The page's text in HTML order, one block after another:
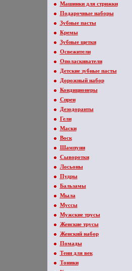
Машинки для стрижки
Подарочные наборы
Зубные пасты
Кремы
Зубные щетки
Освежители
Ополаскиватели
Детские зубные пасты
Дорожный набор
Кондиционеры
Спреи
Дезодоранты
Гели
Маски
Воск
Шампуни
Сыворотки
Лосьоны
Пудры
Бальзамы
Мыла
Муссы
Мужские трусы
Женские трусы
Женский набор
Помады
Тени для век
Тоники